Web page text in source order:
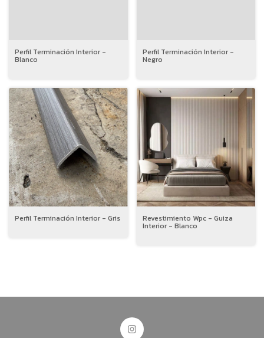
Perfil Terminación Interior -
Blanco
Perfil Terminación Interior -
Negro
Perfil Terminación Interior - Gris Revestimiento Wpc - Guiza
Interior - Blanco